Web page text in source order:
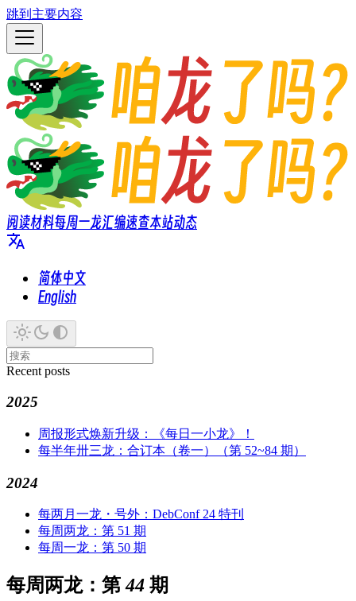
跳到主要内容
阅读材料每周一龙汇编速查本站动态
简体中文
English
Recent posts
2025
周报形式焕新升级：《每日一小龙》！
每半年卅三龙：合订本（卷一）（第 52~84 期）
2024
每两月一龙・号外：DebConf 24 特刊
每周两龙：第 51 期
每周一龙：第 50 期
每周两龙：第 44 期